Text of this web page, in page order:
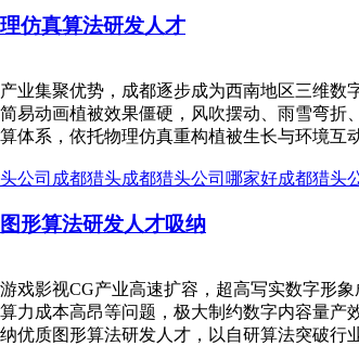
仿真算法研发人才
业集聚优势，成都逐步成为西南地区三维
易动画植被效果僵硬，风吹摆动、雨雪弯
体系，依托物理仿真重构植被生长与环境
公司 成都猎头成都猎头公司哪家好成都猎头
形算法研发人才吸纳
戏影视CG产业高速扩容，超高写实数字形
力成本高昂等问题，极大制约数字内容量
优质图形算法研发人才，以自研算法突破